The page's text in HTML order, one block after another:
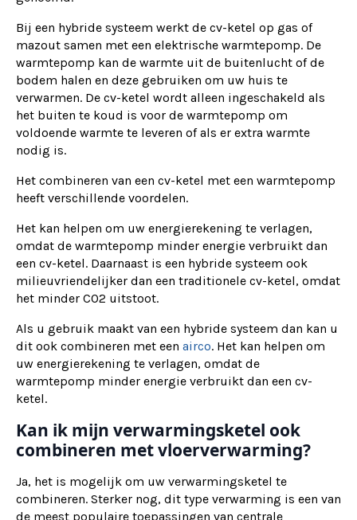
Bij een hybride systeem werkt de cv-ketel op gas of
mazout samen met een elektrische warmtepomp. De
warmtepomp kan de warmte uit de buitenlucht of de
bodem halen en deze gebruiken om uw huis te
verwarmen. De cv-ketel wordt alleen ingeschakeld als
het buiten te koud is voor de warmtepomp om
voldoende warmte te leveren of als er extra warmte
nodig is.
Het combineren van een cv-ketel met een warmtepomp
heeft verschillende voordelen.
Het kan helpen om uw energierekening te verlagen,
omdat de warmtepomp minder energie verbruikt dan
een cv-ketel. Daarnaast is een hybride systeem ook
milieuvriendelijker dan een traditionele cv-ketel, omdat
het minder CO2 uitstoot.
Als u gebruik maakt van een hybride systeem dan kan u
dit ook combineren met een airco. Het kan helpen om
uw energierekening te verlagen, omdat de
warmtepomp minder energie verbruikt dan een cv-
ketel.
Kan ik mijn verwarmingsketel ook
combineren met vloerverwarming?
Ja, het is mogelijk om uw verwarmingsketel te
combineren. Sterker nog, dit type verwarming is een van
de meest populaire toepassingen van centrale